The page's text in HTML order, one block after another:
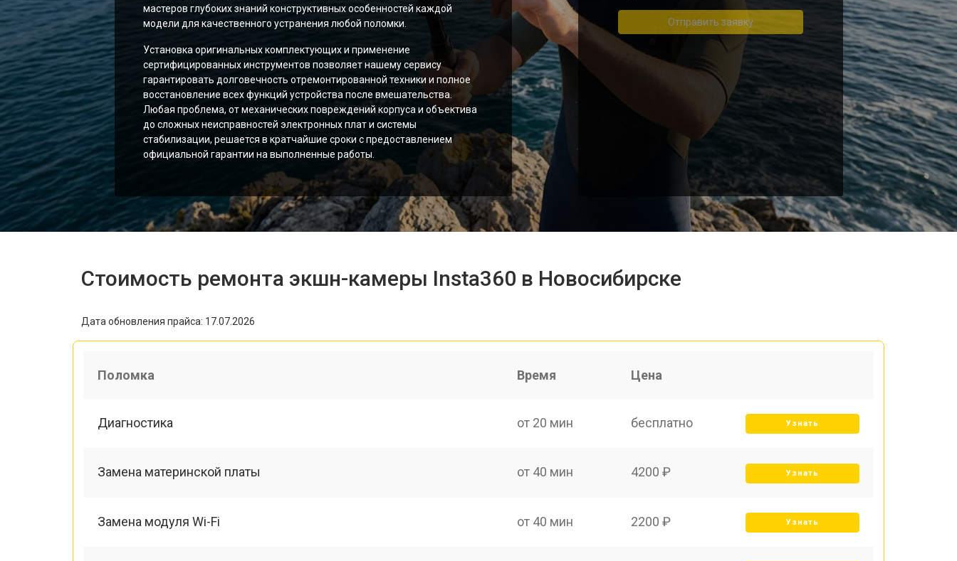
мастеров глубоких знаний конструктивных особенностей каждой
модели для качественного устранения любой поломки.
Установка оригинальных комплектующих и применение
сертифицированных инструментов позволяет нашему сервису
гарантировать долговечность отремонтированной техники и полное
восстановление всех функций устройства после вмешательства.
Любая проблема, от механических повреждений корпуса и объектива
до сложных неисправностей электронных плат и системы
стабилизации, решается в кратчайшие сроки с предоставлением
официальной гарантии на выполненные работы.
Отправить заявку
Стоимость ремонта экшн-камеры Insta360 в Новосибирске
Дата обновления прайса: 17.07.2026
Поломка Время Цена
Диагностика от 20 мин бесплатно Узнать
Замена материнской платы от 40 мин 4200 ₽ Узнать
Замена модуля Wi-Fi от 40 мин 2200 ₽ Узнать